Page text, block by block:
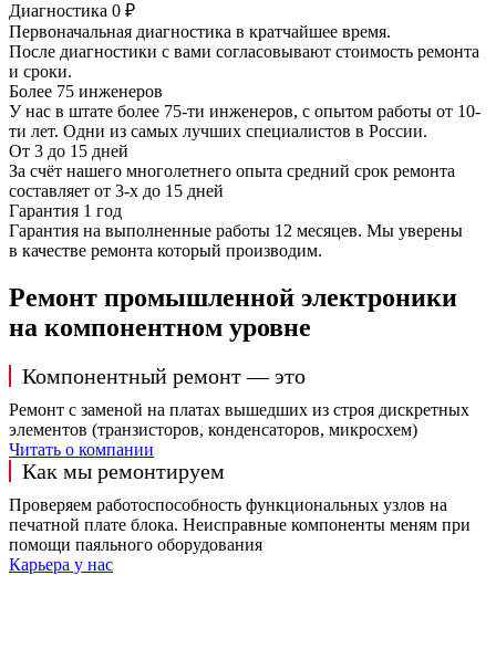
Диагностика 0 ₽
Первоначальная диагностика в кратчайшее время.
После диагностики с вами согласовывают стоимость ремонта
и сроки.
Более 75 инженеров
У нас в штате более 75-ти инженеров, с опытом работы от 10-
ти лет. Одни из самых лучших специалистов в России.
От 3 до 15 дней
За счёт нашего многолетнего опыта средний срок ремонта
составляет от 3-х до 15 дней
Гарантия 1 год
Гарантия на выполненные работы 12 месяцев. Мы уверены
в качестве ремонта который производим.
Ремонт промышленной электроники
на компонентном уровне
Компонентный ремонт — это
Ремонт с заменой на платах вышедших из строя дискретных
элементов (транзисторов, конденсаторов, микросхем)
Читать о компании
Как мы ремонтируем
Проверяем работоспособность функциональных узлов на
печатной плате блока. Неисправные компоненты меням при
помощи паяльного оборудования
Карьера у нас